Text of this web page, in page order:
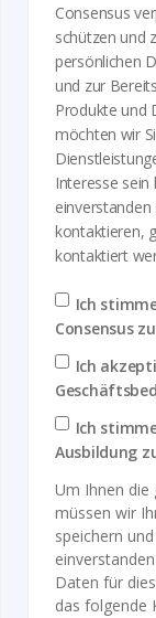
Consensus
schützen und
persönlichen
und zur
Produkte und
möchten wir
Interesse
kontaktieren,
kontaktiert
Ich
Consensus
Ich
Ich
Ausbildung
Um Ihnen die
müssen wir
speichern
Daten für
das folgende